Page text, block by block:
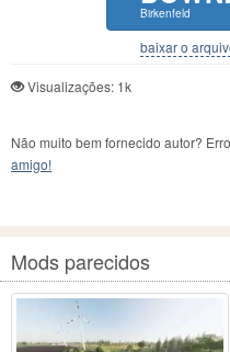
Birkenfeld
baixar o
Visualizações: 1k
Não muito bem fornecido autor?
amigo!
Mods parecidos